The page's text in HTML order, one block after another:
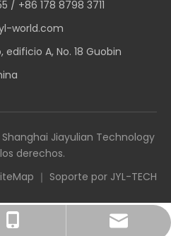
world.com
/ +86 178 8798 3711
world.com
edificio A, No. 18 Guobin
Shanghai Jiayulian Technology
derechos.
｜ Soporte por JYL-TECH